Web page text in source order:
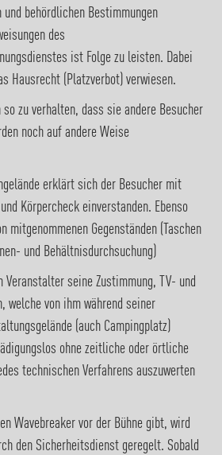
behördlichen Bestimmungen
des
ist Folge zu leisten. Dabei
Hausrecht (Platzverbot) verwiesen.
zu verhalten, dass sie andere Besucher
noch auf andere Weise
erklärt sich der Besucher mit
Körpercheck einverstanden. Ebenso
mitgenommenen Gegenständen (Taschen
und Behältnisdurchsuchung)
Veranstalter seine Zustimmung, TV- und
welche von ihm während seiner
(auch Campingplatz)
ohne zeitliche oder örtliche
technischen Verfahrens auszuwerten
Wavebreaker vor der Bühne gibt, wird
den Sicherheitsdienst geregelt. Sobald